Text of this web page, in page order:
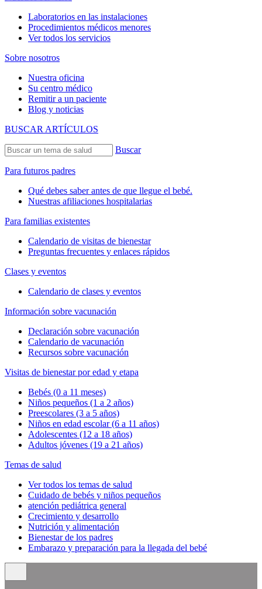
Laboratorios en las instalaciones
Procedimientos médicos menores
Ver todos los servicios
Sobre nosotros
Nuestra oficina
Su centro médico
Remitir a un paciente
Blog y noticias
BUSCAR ARTÍCULOS
Buscar
Para futuros padres
Qué debes saber antes de que llegue el bebé.
Nuestras afiliaciones hospitalarias
Para familias existentes
Calendario de visitas de bienestar
Preguntas frecuentes y enlaces rápidos
Clases y eventos
Calendario de clases y eventos
Información sobre vacunación
Declaración sobre vacunación
Calendario de vacunación
Recursos sobre vacunación
Visitas de bienestar por edad y etapa
Bebés (0 a 11 meses)
Niños pequeños (1 a 2 años)
Preescolares (3 a 5 años)
Niños en edad escolar (6 a 11 años)
Adolescentes (12 a 18 años)
Adultos jóvenes (19 a 21 años)
Temas de salud
Ver todos los temas de salud
Cuidado de bebés y niños pequeños
atención pediátrica general
Crecimiento y desarrollo
Nutrición y alimentación
Bienestar de los padres
Embarazo y preparación para la llegada del bebé